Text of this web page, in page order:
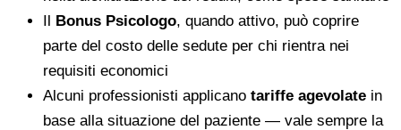
Il Bonus Psicologo, quando attivo, può coprire
parte del costo delle sedute per chi rientra nei
requisiti economici
Alcuni professionisti applicano tariffe agevolate in
base alla situazione del paziente — vale sempre la